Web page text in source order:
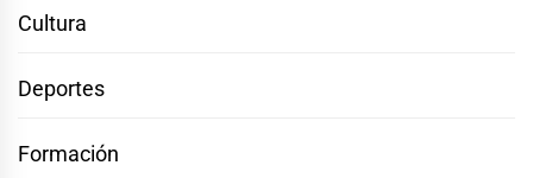
Cultura
Deportes
Formación